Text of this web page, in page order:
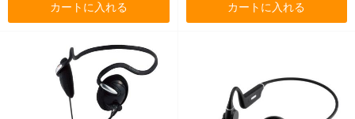
カートに入れる カートに入れる